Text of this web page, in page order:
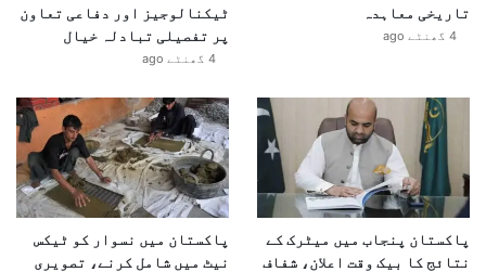
تاریخی معاہدہ
4 گھنٹے ago
ٹیکنالوجیز اور دفاعی تعاون
پر تفصیلی تبادلہ خیال
4 گھنٹے ago
پاکستان پنجاب میں میٹرک کے
نتائج کا بیک وقت اعلان، شفاف
پاکستان میں نسوار کو ٹیکس
نیٹ میں شامل کرنے، تصویری